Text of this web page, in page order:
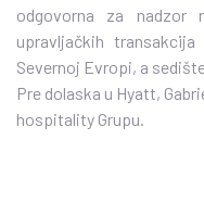
odgovorna za nadzor
upravljačkih
Severnoj Evropi, a
Pre dolaska u Hyatt,
hospitality Grupu.